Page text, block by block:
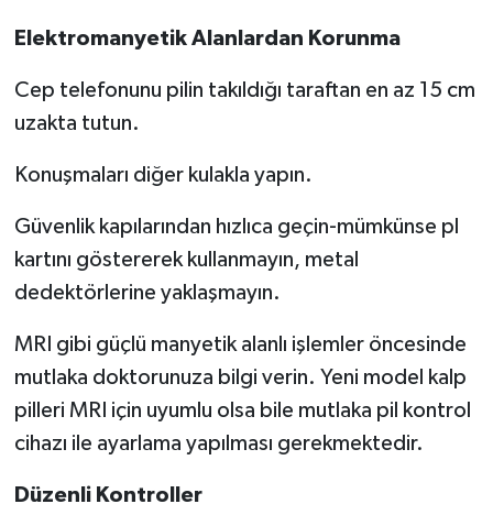
Elektromanyetik Alanlardan Korunma
Cep telefonunu pilin takıldığı taraftan en az 15 cm
uzakta tutun.
Konuşmaları diğer kulakla yapın.
Güvenlik kapılarından hızlıca geçin-mümkünse pl
kartını göstererek kullanmayın, metal
dedektörlerine yaklaşmayın.
MRI gibi güçlü manyetik alanlı işlemler öncesinde
mutlaka doktorunuza bilgi verin. Yeni model kalp
pilleri MRI için uyumlu olsa bile mutlaka pil kontrol
cihazı ile ayarlama yapılması gerekmektedir.
Düzenli Kontroller